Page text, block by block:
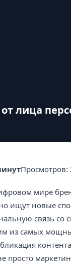
лица
Просмотров:
мире
ищут новые
связь со
из самых
просто